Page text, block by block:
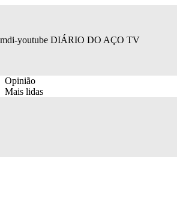
mdi-youtube DIÁRIO DO AÇO TV
Opinião
Mais lidas